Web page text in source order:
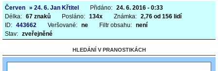
Červen » 24. 6. Jan Křtitel Přidáno: 24. 6. 2016 - 0:33
Délka: 67 znaků Posláno: 134x Známka: 2,76 od 156 lidí
ID: 443662 Veršované: ne Filtr obsahu: není
Stav: zveřejněné
HLEDÁNÍ V PRANOSTIKÁCH